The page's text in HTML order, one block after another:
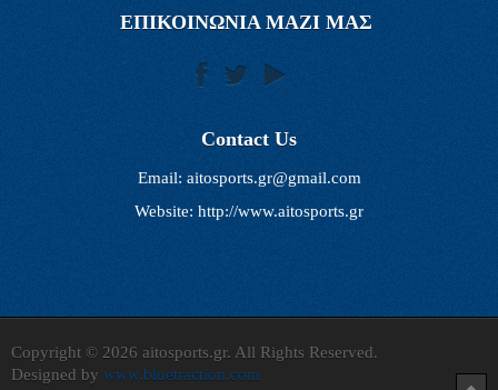
ΕΠΙΚΟΙΝΩΝΙΑ ΜΑΖΙ ΜΑΣ
Contact Us
Email: aitosports.gr@gmail.com
Website: http://www.aitosports.gr
Copyright © 2026 aitosports.gr. All Rights Reserved.
Designed by www.bluetraction.com